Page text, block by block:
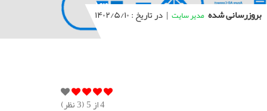
بروزرسانی شده مدیر سایت | در تاریخ : ۱۴۰۲/۵/۱۰
4از 5 ( 3نظر)